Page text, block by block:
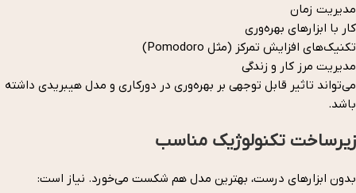
مدیریت زمان
کار با ابزارهای بهره‌وری
تکنیک‌های افزایش تمرکز (مثل Pomodoro)
مدیریت مرز کار و زندگی
می‌تواند تاثیر قابل توجهی بر بهره‌وری در دورکاری و مدل هیبریدی داشته
باشد.
زیرساخت تکنولوژیک مناسب
بدون ابزارهای درست، بهترین مدل هم شکست می‌خورد. نیاز است: